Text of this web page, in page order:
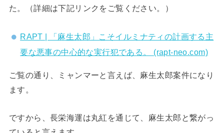
た。（詳細は下記リンクをご覧ください。）
RAPT | 「麻生太郎」こそイルミナティの計画する主
要な悪事の中心的な実行犯である。 (rapt-neo.com)
ご覧の通り、ミャンマーと言えば、麻生太郎案件になり
ます。
ですから、長栄海運は丸紅を通じて、麻生太郎と繋がっ